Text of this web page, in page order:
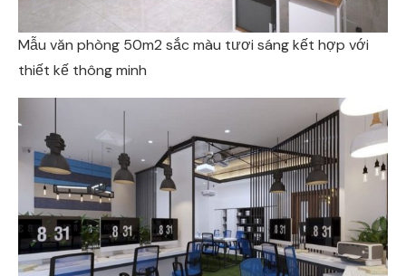
Mẫu văn phòng 50m2 sắc màu tươi sáng kết hợp với
thiết kế thông minh